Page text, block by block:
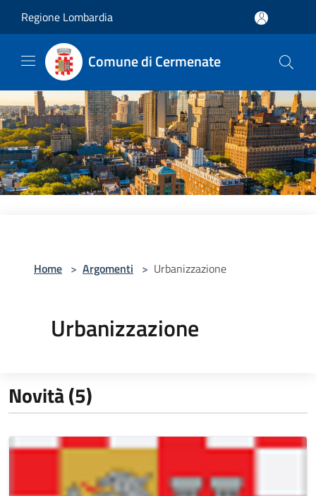
Regione Lombardia
Comune di Cermenate
Home > Argomenti > Urbanizzazione
Urbanizzazione
Novità (5)